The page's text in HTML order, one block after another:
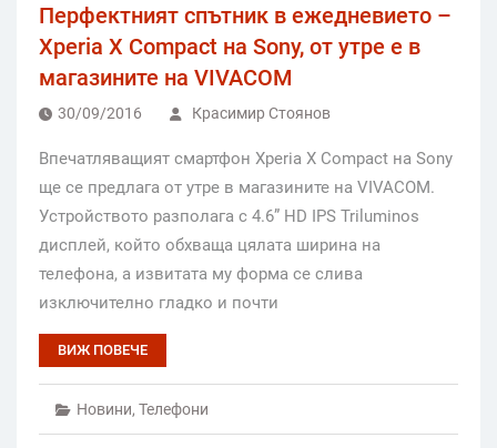
Перфектният спътник в ежедневието –
Xperia X Compact на Sony, от утре е в
магазините на VIVACOM
30/09/2016 Красимир Стоянов
Впечатляващият смартфон Xperia X Compact на Sony
ще се предлага от утре в магазините на VIVACOM.
Устройството разполага с 4.6” HD IPS Triluminos
дисплей, който обхваща цялата ширина на
телефона, а извитата му форма се слива
изключително гладко и почти
ВИЖ ПОВЕЧЕ
Новини, Телефони